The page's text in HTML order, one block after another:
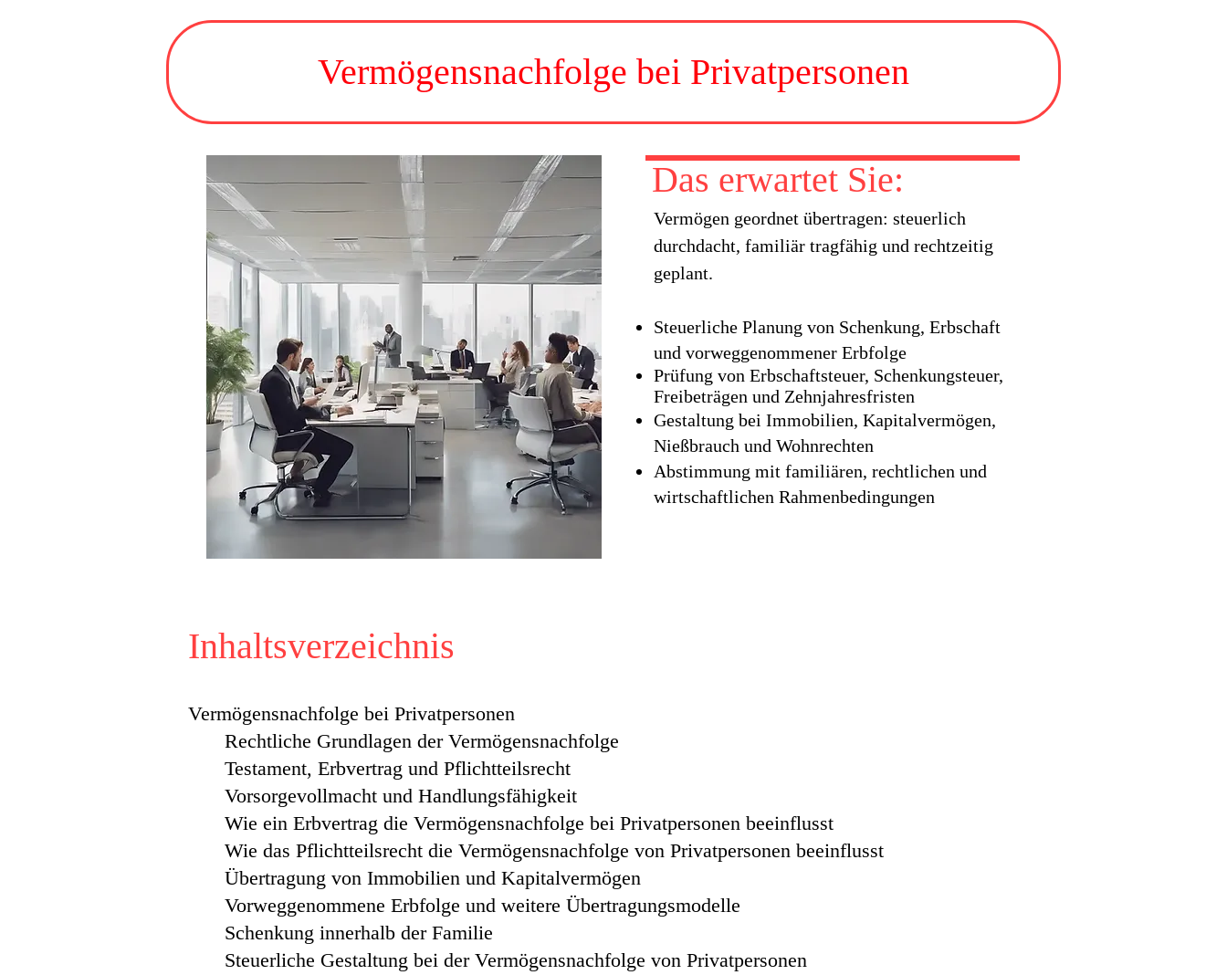
Vermögensnachfolge bei Privatpersonen
Vermögen geordnet übertragen: steuerlich
durchdacht, familiär tragfähig und rechtzeitig
geplant.
Steuerliche Planung von Schenkung, Erbschaft
und vorweggenommener Erbfolge
Prüfung von Erbschaftsteuer, Schenkungsteuer,
Freibeträgen und Zehnjahresfristen
Gestaltung bei Immobilien, Kapitalvermögen,
Nießbrauch und Wohnrechten
Abstimmung mit familiären, rechtlichen und
wirtschaftlichen Rahmenbedingungen
Das erwartet Sie:
Inhaltsverzeichnis
Vermögensnachfolge bei Privatpersonen
Rechtliche Grundlagen der Vermögensnachfolge
Testament, Erbvertrag und Pflichtteilsrecht
Vorsorgevollmacht und Handlungsfähigkeit
Wie ein Erbvertrag die Vermögensnachfolge bei Privatpersonen beeinflusst
Wie das Pflichtteilsrecht die Vermögensnachfolge von Privatpersonen beeinflusst
Übertragung von Immobilien und Kapitalvermögen
Vorweggenommene Erbfolge und weitere Übertragungsmodelle
Schenkung innerhalb der Familie
Steuerliche Gestaltung bei der Vermögensnachfolge von Privatpersonen